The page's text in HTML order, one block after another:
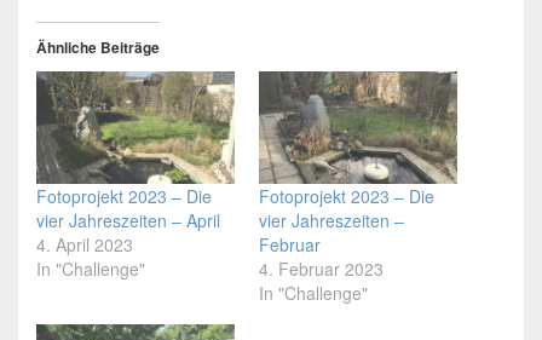
Ähnliche Beiträge
Fotoprojekt 2023 – Die
vier Jahreszeiten – April
4. April 2023
In "Challenge"
Fotoprojekt 2023 – Die
vier Jahreszeiten –
Februar
4. Februar 2023
In "Challenge"